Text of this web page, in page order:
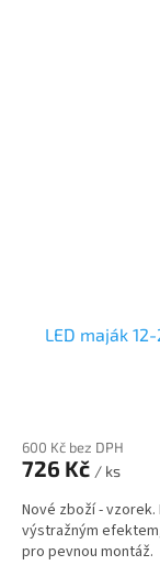
LED maják
600 Kč bez DPH
726 Kč / ks
Nové zboží - vzorek.
výstražným
pro pevnou